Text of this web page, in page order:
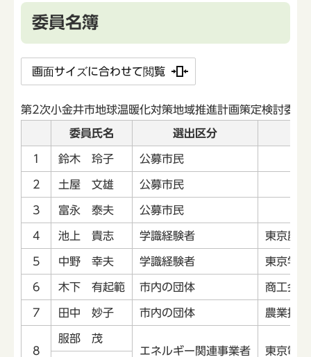
委員名簿
画面サイズに合わせて閲覧
第2次小金井市地球温暖化対策地域推進計画策定検討委員
委員氏名 選出区分
1 鈴木 玲子 公募市民
2 土屋 文雄 公募市民
3 富永 泰夫 公募市民
4 池上 貴志 学識経験者 東京農
5 中野 幸夫 学識経験者 東京学
6 木下 有起範 市内の団体 商工会
7 田中 妙子 市内の団体 農業振
8
服部 茂
エネルギー関連事業者
東京電